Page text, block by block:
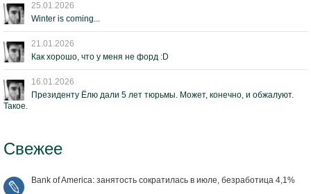
25.01.2026
Winter is coming...
21.01.2026
Как хорошо, что у меня не форд :D
16.01.2026
Президенту Ёлю дали 5 лет тюрьмы. Может, конечно, и обжалуют.
Такое.
Свежее
Bank of America: занятость сократилась в июле, безработица 4,1%